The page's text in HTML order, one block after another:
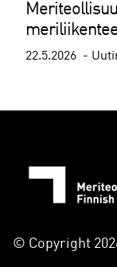
22.5.2026
© Copyright